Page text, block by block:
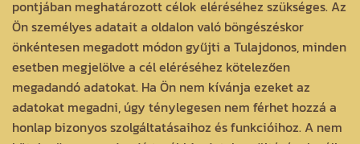
pontjában meghatározott célok eléréséhez szükséges. Az
Ön személyes adatait a oldalon való böngészéskor
önkéntesen megadott módon gyűjti a Tulajdonos, minden
esetben megjelölve a cél eléréséhez kötelezően
megadandó adatokat. Ha Ön nem kívánja ezeket az
adatokat megadni, úgy ténylegesen nem férhet hozzá a
honlap bizonyos szolgáltatásaihoz és funkcióihoz. A nem